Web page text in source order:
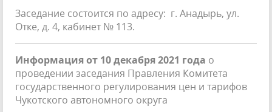
Заседание состоится по адресу: г. Анадырь, ул.
Отке, д. 4, кабинет № 113.
Информация от 10 декабря 2021 года о
проведении заседания Правления Комитета
государственного регулирования цен и тарифов
Чукотского автономного округа